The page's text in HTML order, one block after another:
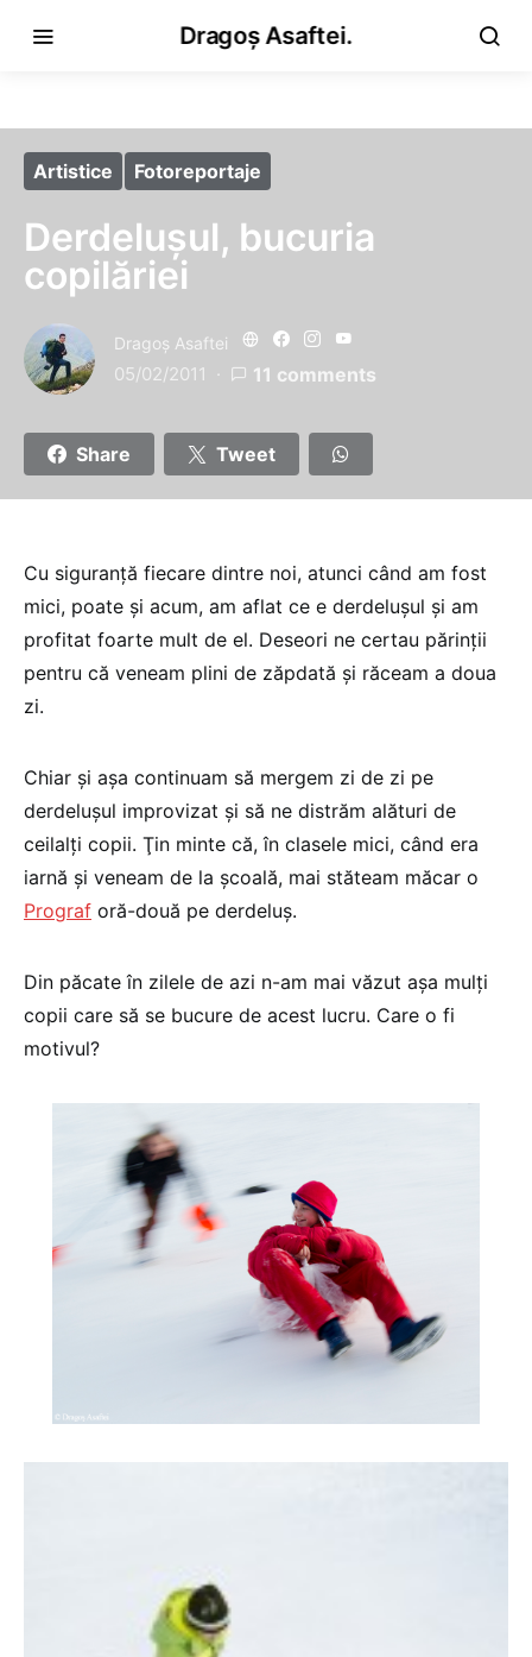
Dragoș Asaftei.
Artistice Fotoreportaje
Derdeluşul, bucuria
copilăriei
Dragoş Asaftei
05/02/2011 11 comments
Share Tweet
Cu siguranţă fiecare dintre noi, atunci când am fost
mici, poate şi acum, am aflat ce e derdeluşul şi am
profitat foarte mult de el. Deseori ne certau părinţii
pentru că veneam plini de zăpdată şi răceam a doua
zi.
Chiar şi aşa continuam să mergem zi de zi pe
derdeluşul improvizat şi să ne distrăm alături de
ceilalţi copii. Ţin minte că, în clasele mici, când era
iarnă şi veneam de la şcoală, mai stăteam măcar o
Prograf oră-două pe derdeluş.
Din păcate în zilele de azi n-am mai văzut aşa mulţi
copii care să se bucure de acest lucru. Care o fi
motivul?